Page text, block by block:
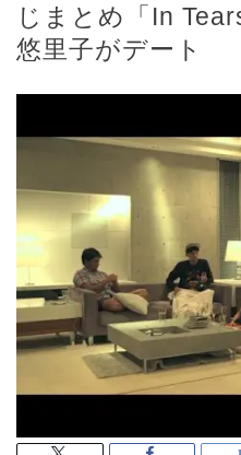
じまとめ「In
悠里子がデート